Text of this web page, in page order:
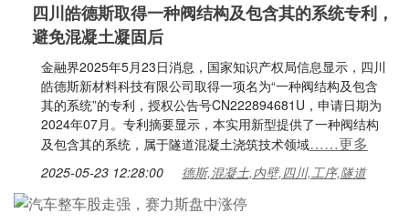
四川皓德斯取得一种阀结构及包含其的系统专利，
避免混凝土凝固后
金融界2025年5月23日消息，国家知识产权局信息显示，四川
皓德斯新材料科技有限公司取得一项名为“一种阀结构及包含
其的系统”的专利，授权公告号CN222894681U，申请日期为
2024年07月。专利摘要显示，本实用新型提供了一种阀结构
及包含其的系统，属于隧道混凝土浇筑技术领域……更多
2025-05-23 12:28:00 德斯,混凝土,内壁,四川,工序,隧道